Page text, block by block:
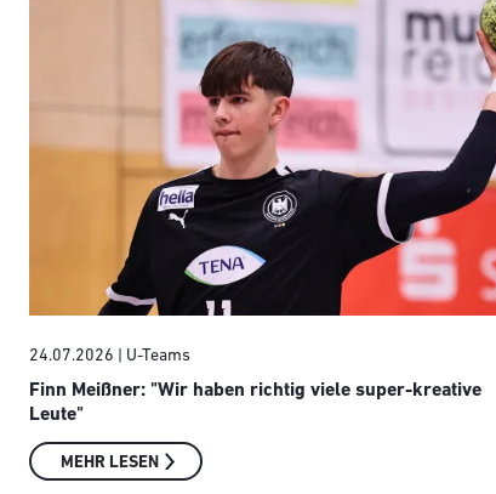
24.07.2026 | U-Teams
Finn Meißner: "Wir haben richtig viele super-kreative
Leute"
MEHR LESEN